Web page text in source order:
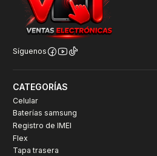
Síguenos
CATEGORÍAS
Celular
Baterías samsung
Registro de IMEI
Flex
Tapa trasera